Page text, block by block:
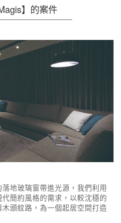
】的案件
地玻璃窗帶進光源，我們利用
簡約風格的需求，以較沈穩的
頭紋路，為一個起居空間打造